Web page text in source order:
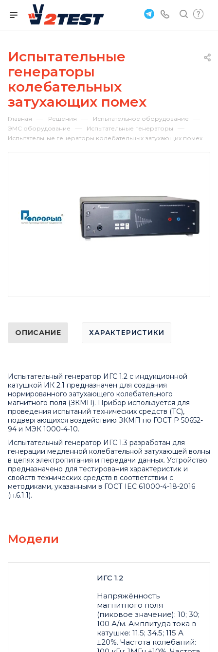
Испытательные
генераторы
колебательных
затухающих помех
Главная — Решения — Испытательное оборудование —
ЭМС оборудование — Испытательные генераторы —
Испытательные генераторы колебательных затухающих помех
ОПИСАНИЕ ХАРАКТЕРИСТИКИ
Испытательный генератор ИГС 1.2 с индукционной
катушкой ИК 2.1 предназначен для создания
нормированного затухающего колебательного
магнитного поля (ЗКМП). Прибор используется для
проведения испытаний технических средств (ТС),
подвергающихся воздействию ЗКМП по ГОСТ Р 50652-
94 и МЭК 1000-4-10.
Испытательный генератор ИГС 1.3 разработан для
генерации медленной колебательной затухающей волны
в цепях электропитания и передачи данных. Устройство
предназначено для тестирования характеристик и
свойств технических средств в соответствии с
методиками, указанными в ГОСТ IEC 61000-4-18-2016
(п.6.1.1).
Модели
ИГС 1.2
Напряжённость
магнитного поля
(пиковое значение): 10; 30;
100 А/м. Амплитуда тока в
катушке: 11.5; 34.5; 115 А
±20%. Частота колебаний: